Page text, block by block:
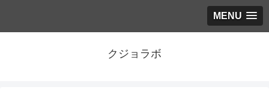
MENU
クジョラボ